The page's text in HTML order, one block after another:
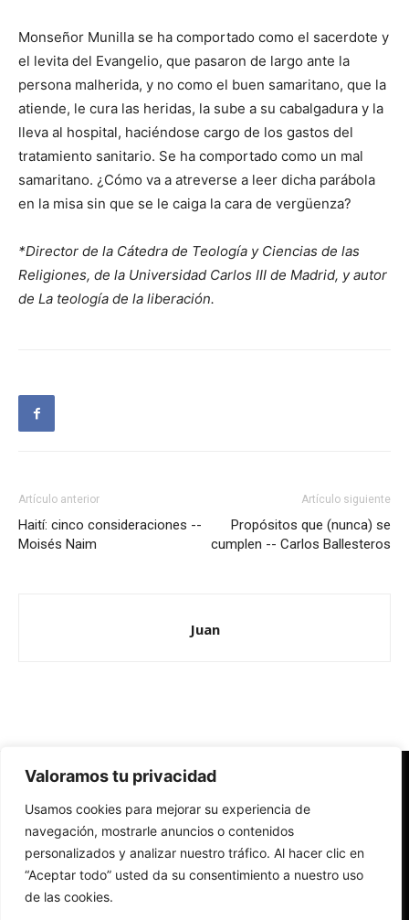
Valoramos tu privacidad
Usamos cookies para mejorar su experiencia de
navegación, mostrarle anuncios o contenidos
personalizados y analizar nuestro tráfico. Al hacer clic en
“Aceptar todo” usted da su consentimiento a nuestro uso
de las cookies.
Monseñor Munilla se ha comportado como el sacerdote y
el levita del Evangelio, que pasaron de largo ante la
persona malherida, y no como el buen samaritano, que la
atiende, le cura las heridas, la sube a su cabalgadura y la
lleva al hospital, haciéndose cargo de los gastos del
tratamiento sanitario. Se ha comportado como un mal
samaritano. ¿Cómo va a atreverse a leer dicha parábola
en la misa sin que se le caiga la cara de vergüenza?
*Director de la Cátedra de Teología y Ciencias de las
Religiones, de la Universidad Carlos III de Madrid, y autor
de La teología de la liberación.
Artículo anterior
Haití: cinco consideraciones --
Moisés Naim
Artículo siguiente
Propósitos que (nunca) se
cumplen -- Carlos Ballesteros
Juan
Redes Cristianas
Una mirada alternativa sobre la Iglesia católica y la sociedad
- Colectivos de Redes Cristianas